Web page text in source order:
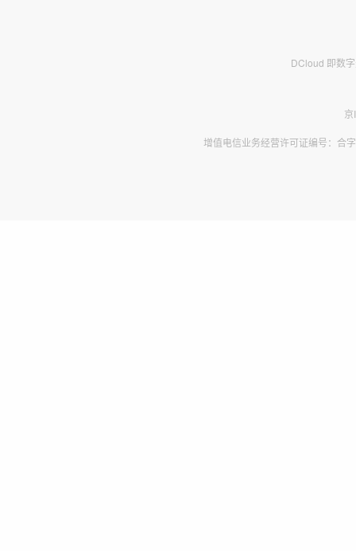
DCloud 即数
增值电信业务经营许可证编号：合